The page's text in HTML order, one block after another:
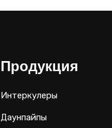
Продукция
Интеркулеры
Даунпайпы